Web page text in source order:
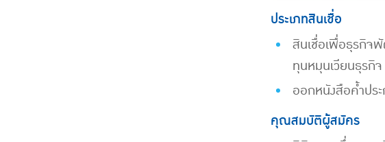
ประเภทสินเชื่อ
สินเชื่อเพื่อธุรกิจ
ทุนหมุนเวียนธุรกิจ
ออกหนังสือค้ำปร
คุณสมบัติผู้สมัคร